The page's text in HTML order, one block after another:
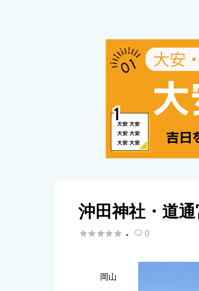
沖田神社・道通
 -  0
岡山